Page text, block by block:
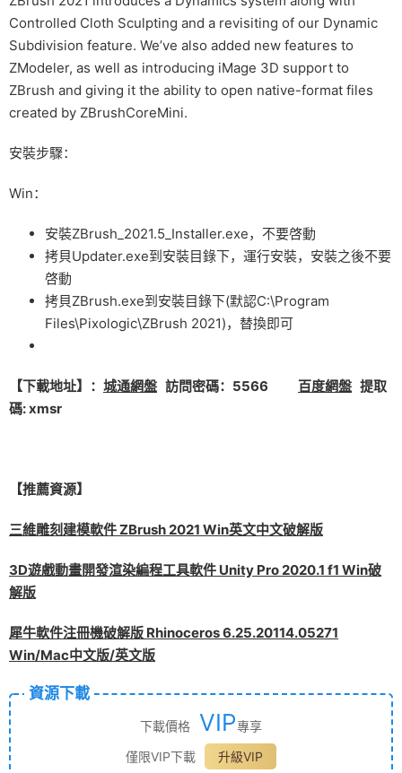
Controlled Cloth Sculpting and a revisiting of our Dynamic
Subdivision feature. We’ve also added new features to
ZModeler, as well as introducing iMage 3D support to
ZBrush and giving it the ability to open native-format files
created by ZBrushCoreMini.
安裝步驟：
Win：
安裝ZBrush_2021.5_Installer.exe，不要啓動
拷貝Updater.exe到安裝目錄下，運行安裝，安裝之後不要
啓動
拷貝ZBrush.exe到安裝目錄下(默認C:\Program
Files\Pixologic\ZBrush 2021)，替換即可
【下載地址】： 城通網盤 訪問密碼：5566 百度網盤 提取
碼: xmsr
【推薦資源】
三維雕刻建模軟件 ZBrush 2021 Win英文中文破解版
3D遊戲動畫開發渲染編程工具軟件 Unity Pro 2020.1 f1 Win破
解版
犀牛軟件注冊機破解版 Rhinoceros 6.25.20114.05271
Win/Mac中文版/英文版
資源下載
下載價格 VIP專享
僅限VIP下載
升級VIP